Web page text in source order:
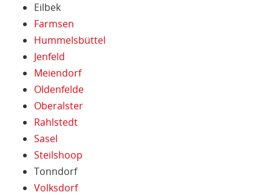
Eilbek
Farmsen
Hummelsbüttel
Jenfeld
Meiendorf
Oldenfelde
Oberalster
Rahlstedt
Sasel
Steilshoop
Tonndorf
Volksdorf